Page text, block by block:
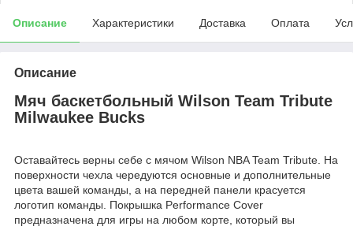
Описание Характеристики Доставка Оплата
Описание
Мяч баскетбольный Wilson Team Tribute
Milwaukee Bucks
Оставайтесь верны себе с мячом Wilson NBA Team Tribute. На
поверхности чехла чередуются основные и дополнительные
цвета вашей команды, а на передней панели красуется
логотип команды. Покрышка Performance Cover
предназначена для игры на любом корте, который вы